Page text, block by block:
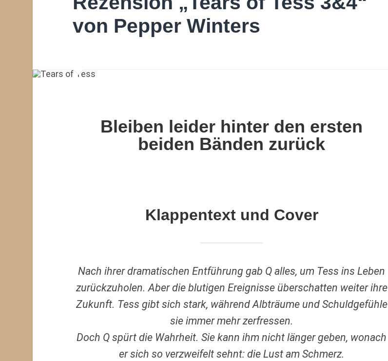
von Pepper Winters
Bleiben leider hinter den ersten
beiden Bänden zurück
Klappentext und Cover
Nach ihrer dramatischen Entführung gab Q alles, um Tess ins Leben
zurückzuholen. Aber die blutigen Ereignisse überschatten weiter ihre
Zukunft. Tess gibt sich stark, während Albträume und Schuldgefühle
sie immer mehr zerfressen.
Doch Q spürt die Wahrheit. Sie kann ihm nicht länger geben, wonach
er sich so verzweifelt sehnt: die Lust am Schmerz.